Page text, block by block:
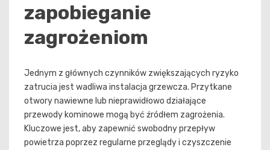
zapobieganie
zagrożeniom
Jednym z głównych czynników zwiększających ryzyko
zatrucia jest wadliwa instalacja grzewcza. Przytkane
otwory nawiewne lub nieprawidłowo działające
przewody kominowe mogą być źródłem zagrożenia.
Kluczowe jest, aby zapewnić swobodny przepływ
powietrza poprzez regularne przeglądy i czyszczenie